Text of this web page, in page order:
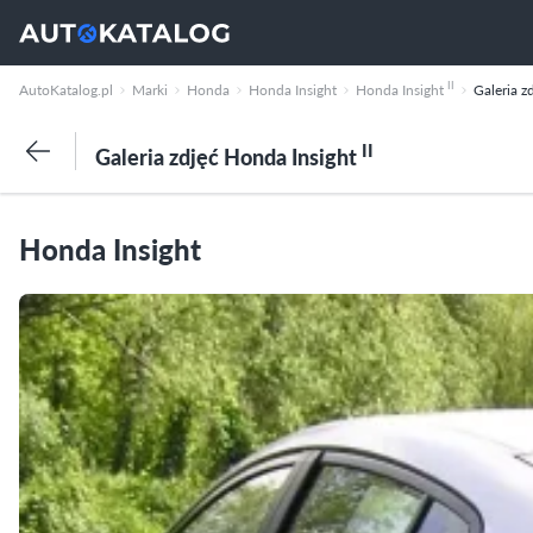
AutoKatalog.pl Marki Honda Honda Insight Honda Insight II Galeria
Galeria zdjęć Honda Insight II
Honda Insight